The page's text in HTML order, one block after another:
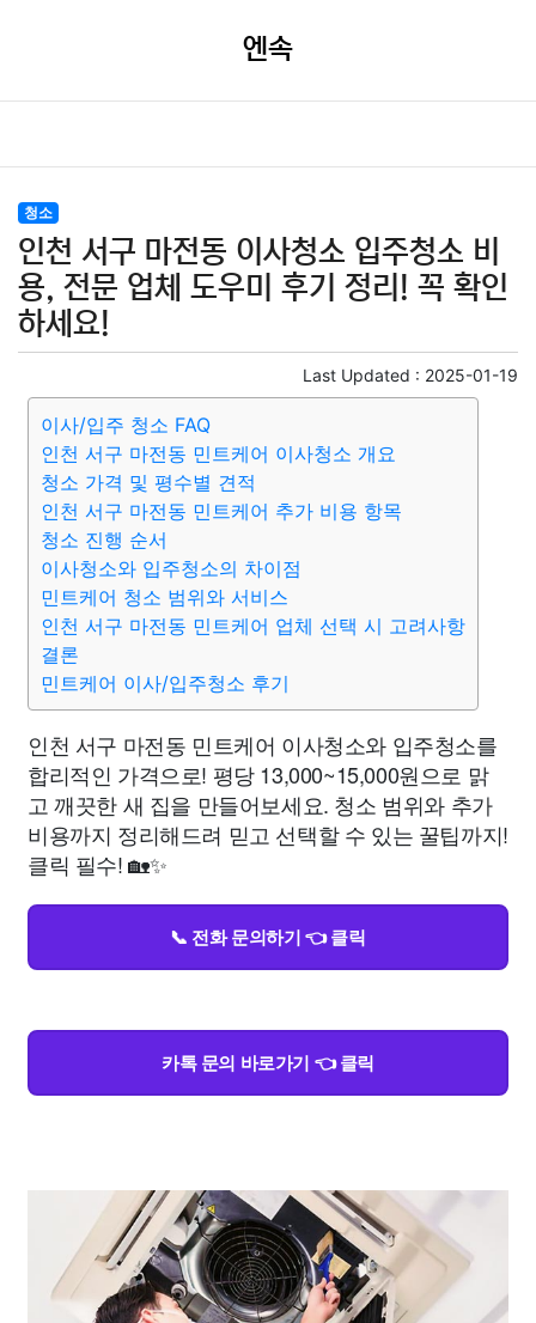
엔속
청소
인천 서구 마전동 이사청소 입주청소 비
용, 전문 업체 도우미 후기 정리! 꼭 확인
하세요!
Last Updated : 2025-01-19
이사/입주 청소 FAQ
인천 서구 마전동 민트케어 이사청소 개요
청소 가격 및 평수별 견적
인천 서구 마전동 민트케어 추가 비용 항목
청소 진행 순서
이사청소와 입주청소의 차이점
민트케어 청소 범위와 서비스
인천 서구 마전동 민트케어 업체 선택 시 고려사항
결론
민트케어 이사/입주청소 후기
인천 서구 마전동 민트케어 이사청소와 입주청소를
합리적인 가격으로! 평당 13,000~15,000원으로 맑
고 깨끗한 새 집을 만들어보세요. 청소 범위와 추가
비용까지 정리해드려 믿고 선택할 수 있는 꿀팁까지!
클릭 필수! 🏡✨
📞 전화 문의하기 👈 클릭
카톡 문의 바로가기 👈 클릭